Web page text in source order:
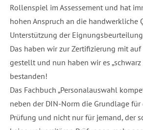
Rollenspiel im Assessement und hat
hohen Anspruch an die handwerkliche
Unterstützung der
Das haben wir zur Zertifizierung mit
gestellt und nun haben wir es „schwarz
bestanden!
Das Fachbuch „Personalauswahl
neben der DIN-Norm die Grundlage
Prüfung und nicht nur für jemand, der